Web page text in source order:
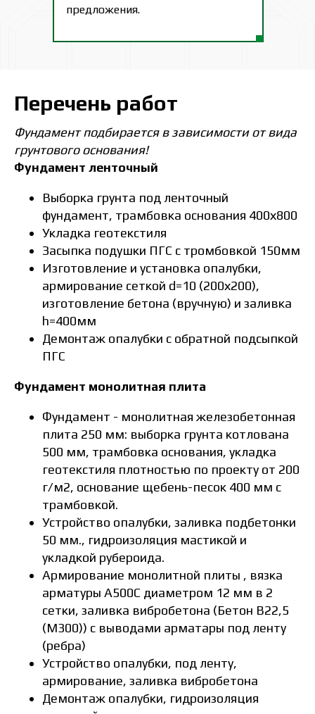
предложения.
Перечень работ
Фундамент подбирается в зависимости от вида
грунтового основания!
Фундамент ленточный
Выборка грунта под ленточный
фундамент, трамбовка основания 400х800
Укладка геотекстиля
Засыпка подушки ПГС с тромбовкой 150мм
Изготовление и установка опалубки,
армирование сеткой d=10 (200х200),
изготовление бетона (вручную) и заливка
h=400мм
Демонтаж опалубки с обратной подсыпкой
ПГС
Фундамент монолитная плита
Фундамент - монолитная железобетонная
плита 250 мм: выборка грунта котлована
500 мм, трамбовка основания, укладка
геотекстиля плотностью по проекту от 200
г/м2, основание щебень-песок 400 мм с
трамбовкой.
Устройство опалубки, заливка подбетонки
50 мм., гидроизоляция мастикой и
укладкой рубероида.
Армирование монолитной плиты , вязка
арматуры А500С диаметром 12 мм в 2
сетки, заливка вибробетона (Бетон В22,5
(М300)) с выводами арматары под ленту
(ребра)
Устройство опалубки, под ленту,
армирование, заливка вибробетона
Демонтаж опалубки, гидроизоляция